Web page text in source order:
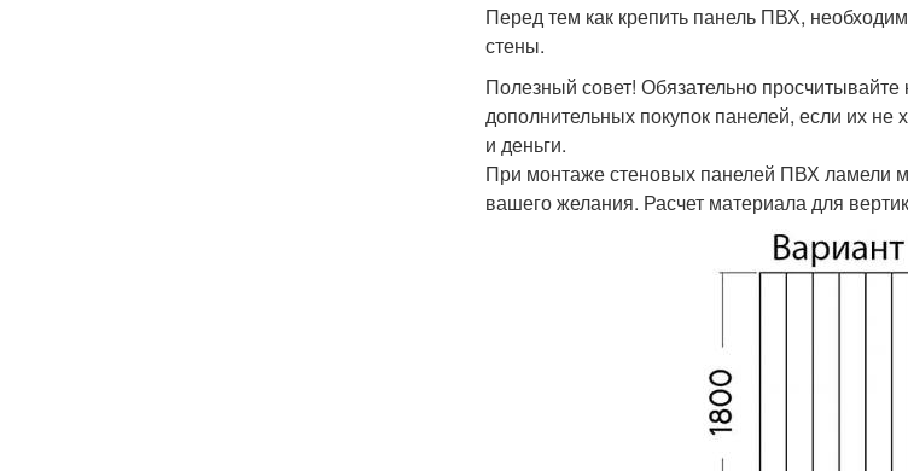
Перед тем как крепить панель ПВХ,
стены.
Полезный совет! Обязательно
дополнительных покупок панелей, если их
и деньги.
При монтаже стеновых панелей ПВХ ламели
вашего желания. Расчет материала для